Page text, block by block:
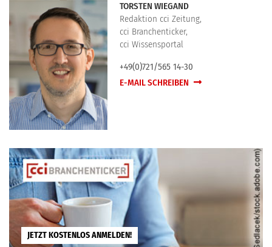
TORSTEN WIEGAND
Redaktion cci Zeitung,
cci Branchenticker,
cci Wissensportal
+49(0)721/565 14-30
E-MAIL SCHREIBEN
JETZT KOSTENLOS ANMELDEN!